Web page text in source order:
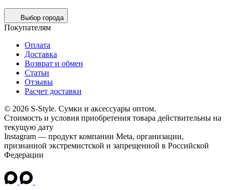
Выбор города
Покупателям
Оплата
Доставка
Возврат и обмен
Статьи
Отзывы
Расчет доставки
© 2026 S-Style. Сумки и аксессуары оптом.
Cтоимость и условия приобретения товара действительны на
текущую дату
Instagram — продукт компании Meta, организации,
признанной экстремистской и запрещенной в Российской
Федерации